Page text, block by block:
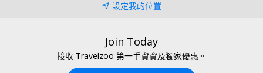
設定我的位置
Join Today
接收 Travelzoo 第一手資資及獨家優惠。